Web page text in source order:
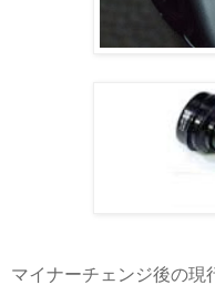
マイナーチェンジ後の現